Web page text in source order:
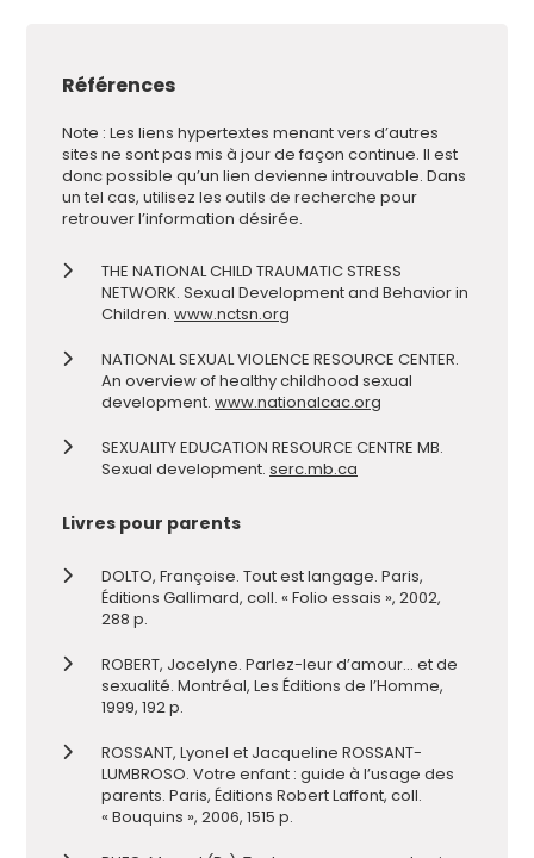
Références
Note : Les liens hypertextes menant vers d’autres
sites ne sont pas mis à jour de façon continue. Il est
donc possible qu’un lien devienne introuvable. Dans
un tel cas, utilisez les outils de recherche pour
retrouver l’information désirée.
THE NATIONAL CHILD TRAUMATIC STRESS
NETWORK. Sexual Development and Behavior in
Children. www.nctsn.org
NATIONAL SEXUAL VIOLENCE RESOURCE CENTER.
An overview of healthy childhood sexual
development. www.nationalcac.org
SEXUALITY EDUCATION RESOURCE CENTRE MB.
Sexual development. serc.mb.ca
Livres pour parents
DOLTO, Françoise. Tout est langage. Paris,
Éditions Gallimard, coll. « Folio essais », 2002,
288 p.
ROBERT, Jocelyne. Parlez-leur d’amour… et de
sexualité. Montréal, Les Éditions de l’Homme,
1999, 192 p.
ROSSANT, Lyonel et Jacqueline ROSSANT-
LUMBROSO. Votre enfant : guide à l’usage des
parents. Paris, Éditions Robert Laffont, coll.
« Bouquins », 2006, 1515 p.